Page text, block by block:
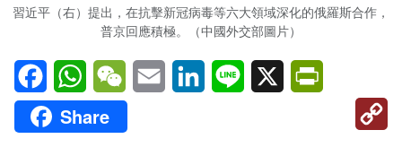
習近平（右）提出，在抗擊新冠病毒等六大領域深化的俄羅斯合作，
普京回應積極。（中國外交部圖片）
FacebookWhatsAppWeChatEmail LinkedInLine X
Share